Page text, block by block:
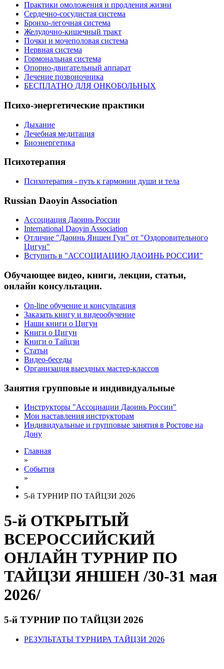
Практики омоложения и продления жизни
Сердечно-сосудистая система
Бронхо-легочная система
Желудочно-кишечный тракт
Почки и мочеполовая система
Нервная система
Гормональная система
Опорно-двигательный аппарат
Лечение позвоночника
БЕСПЛАТНО ДЛЯ ОНКОБОЛЬНЫХ
Психо-энергетические практики
Дыхание
Лечебная медитация
Биоэнергетика
Психотерапия
Психотерапия - путь к гармонии души и тела
Russian Daoyin Association
Ассоциация Даоинь России
International Daoyin Association
Отличие "Даоинь Яншен Гун" от "Оздоровительного
Цигун"
Вступить в "АССОЦИАЦИЮ ДАОИНЬ РОССИИ"
Обучающее видео, книги, лекции, статьи,
онлайн консультации.
On-line обучение и консультация
Заказать книгу и видеообучение
Наши книги о Цигун
Книги о Цигун
Книги о Тайцзи
Статьи
Видео-беседы
Организация выездных мастер-классов
Занятия групповые и индивидуальные
Инструкторы "Ассоциации Даоинь России"
Мои наставления инструкторам
Индивидуальные и групповые занятия в Ростове на
Дону
Главная
»
События
»
5-й ТУРНИР ПО ТАЙЦЗИ 2026
5-й ОТКРЫТЫЙ
ВСЕРОССИЙСКИЙ
ОНЛАЙН ТУРНИР ПО
ТАЙЦЗИ ЯНШЕН /30-31 мая
2026/
5-й ТУРНИР ПО ТАЙЦЗИ 2026
РЕЗУЛЬТАТЫ ТУРНИРА ТАЙЦЗИ 2026